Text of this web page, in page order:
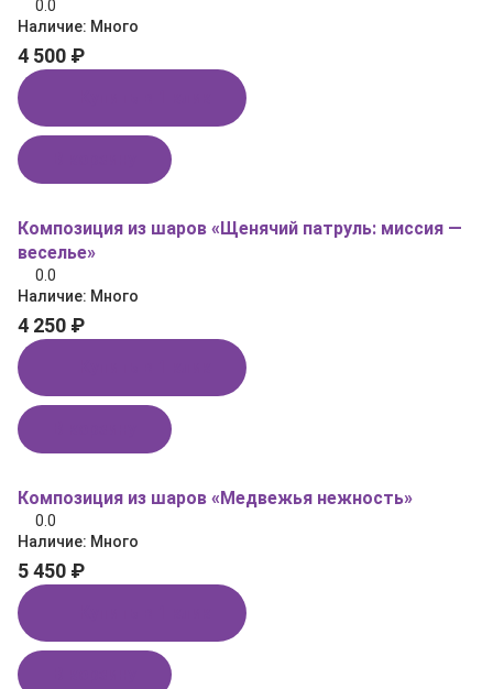
0.0
Наличие: Много
4 500 ₽
Композиция из шаров «Щенячий патруль: миссия —
веселье»
0.0
Наличие: Много
4 250 ₽
Композиция из шаров «Медвежья нежность»
0.0
Наличие: Много
5 450 ₽